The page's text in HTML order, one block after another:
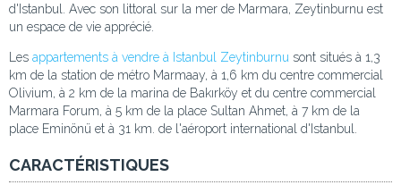
d'Istanbul. Avec son littoral sur la mer de Marmara, Zeytinburnu est
un espace de vie apprécié.
Les appartements à vendre à Istanbul Zeytinburnu sont situés à 1,3
km de la station de métro Marmaay, à 1,6 km du centre commercial
Olivium, à 2 km de la marina de Bakırköy et du centre commercial
Marmara Forum, à 5 km de la place Sultan Ahmet, à 7 km de la
place Eminönü et à 31 km. de l'aéroport international d'Istanbul.
CARACTÉRISTIQUES